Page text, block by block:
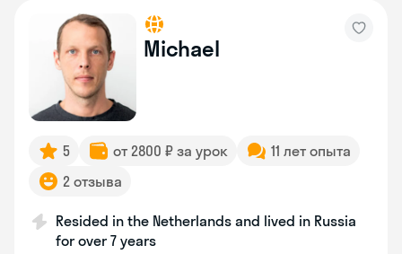
Michael
5 от 2800 ₽ за урок
11 лет опыта
2 отзыва
Resided in the Netherlands and lived in Russia
for over 7 years